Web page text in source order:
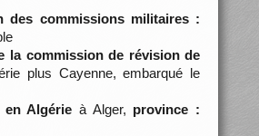
des commissions militaires :
la commission de révision de
plus Cayenne, embarqué le
en Algérie à Alger, province :